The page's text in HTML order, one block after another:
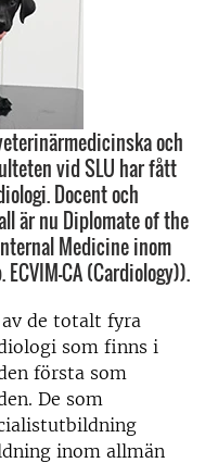
och
vid SLU har fått
Docent och
är nu Diplomate of the
Medicine inom
CA (Cardiology)).
de totalt fyra
som finns i
första som
De som
inom allmän